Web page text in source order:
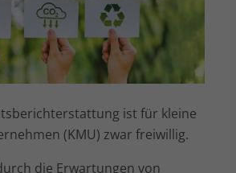
ist für kleine
(KMU) zwar freiwillig.
die Erwartungen von